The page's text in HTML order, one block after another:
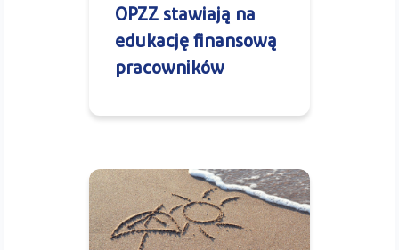
OPZZ stawiają na
edukację finansową
pracowników